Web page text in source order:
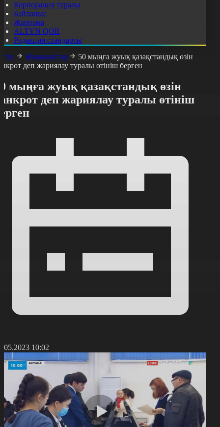
Корпорация туралы
Байланыс
Жарнама
ALTYN QOR
Редакция стандарты
Жаңалықтар
50 мыңға жуық қазақстандық өзін
деп жариялау туралы өтініш берген
мыңға жуық қазақстандық өзін
деп жариялау туралы өтініш
10:02